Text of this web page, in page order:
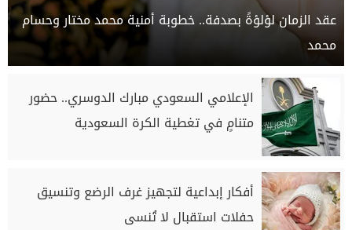
عقد الزمان لؤلؤةً بصدفة.. خطوبة أمنية محمد مختار وحسام
محمد
الإعلامي السعودي مبارك الدوسري.. حضور
متنامٍ في تغطية الكرة السعودية
أفكار إبداعية لتجهيز غرف الرضع وتنسيق
حفلات استقبال لا تُنسى